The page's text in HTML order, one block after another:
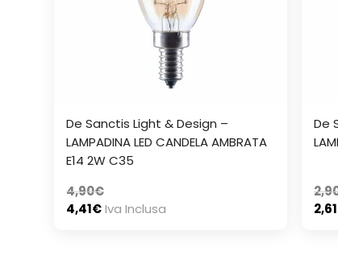
De Sanctis Light & Design –
LAMPADINA LED CANDELA AMBRATA
E14 2W C35
4,90€
4,41€Iva Inclusa
De
2,61